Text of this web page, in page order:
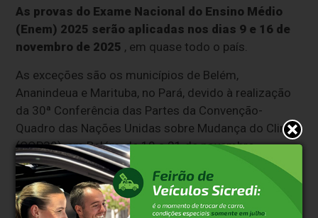
As provas do Exame Nacional do Ensino Médio
(Enem) 2025 serão aplicadas nos dias 9 e 16 de
novembro de 2025 , em quase todo o país.
As exceções são os municípios de Belém,
Ananindeua e Marituba, no Pará, devido à realização
da 30ª Conferência das Partes da Convenção-
Quadro das Nações Unidas sobre Mudança do Clima
(COP30), em Belém, de 10 a 21 de novembro.
Nas três cidades paraenses, os candidatos do Enem
farão as provas nos dias 30 de novembro e 7 de
dezembro.